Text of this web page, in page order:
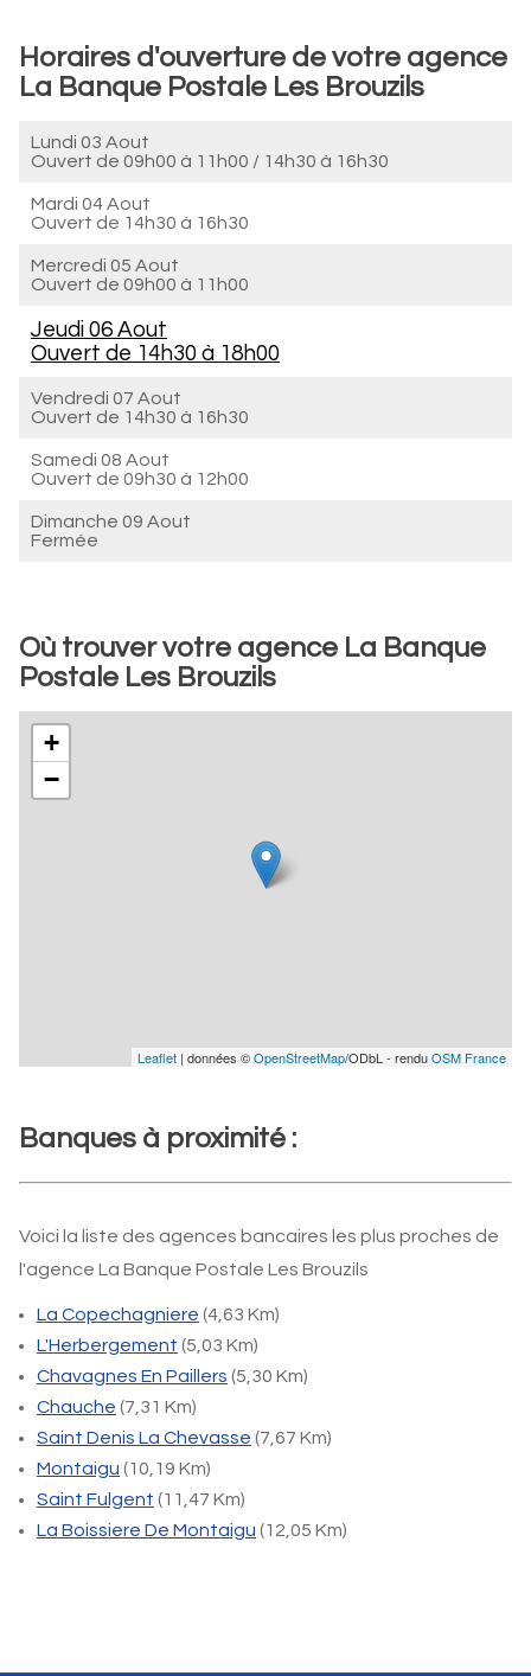
Horaires d'ouverture de votre agence
La Banque Postale Les Brouzils
Lundi 03 Aout
Ouvert de 09h00 à 11h00 / 14h30 à 16h30
Mardi 04 Aout
Ouvert de 14h30 à 16h30
Mercredi 05 Aout
Ouvert de 09h00 à 11h00
Jeudi 06 Aout
Ouvert de 14h30 à 18h00
Vendredi 07 Aout
Ouvert de 14h30 à 16h30
Samedi 08 Aout
Ouvert de 09h30 à 12h00
Dimanche 09 Aout
Fermée
Où trouver votre agence La Banque
Postale Les Brouzils
+
−
Leaflet | données ©OpenStreetMap/ODbL - renduOSM France
Banques à proximité :
Voici la liste des agences bancaires les plus proches de
l'agence La Banque Postale Les Brouzils
La Copechagniere (4,63 Km)
L'Herbergement (5,03 Km)
Chavagnes En Paillers (5,30 Km)
Chauche (7,31 Km)
Saint Denis La Chevasse (7,67 Km)
Montaigu (10,19 Km)
Saint Fulgent (11,47 Km)
La Boissiere De Montaigu (12,05 Km)